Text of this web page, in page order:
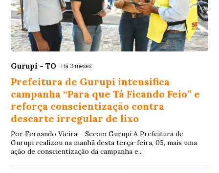
Gurupi - TO Há 3 meses
Prefeitura de Gurupi intensifica
campanha “Para que Tá Ficando Feio” e
reforça conscientização contra
descarte irregular de lixo
Por Fernando Vieira – Secom Gurupi A Prefeitura de
Gurupi realizou na manhã desta terça-feira, 05, mais uma
ação de conscientização da campanha e...